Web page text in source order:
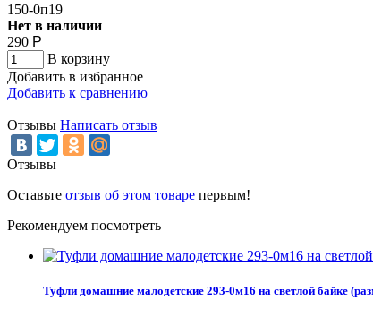
150-0п19
Нет в наличии
290 Р
В корзину
Добавить в избранное
Добавить к сравнению
Отзывы Написать отзыв
Отзывы
Оставьте отзыв об этом товаре первым!
Рекомендуем посмотреть
Туфли домашние малодетские 293-0м16 на светлой байке